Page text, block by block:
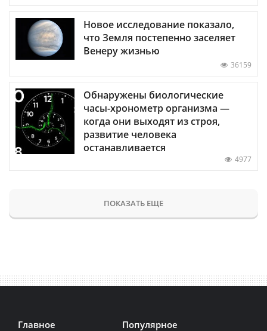
Новое исследование показало,
что Земля постепенно заселяет
Венеру жизнью
36159
Обнаружены биологические
часы-хронометр организма —
когда они выходят из строя,
развитие человека
останавливается
4977
ПОКАЗАТЬ ЕЩЕ
Главное Популярное